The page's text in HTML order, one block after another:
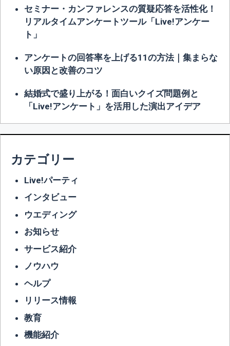
セミナー・カンファレンスの質疑応答を活性化！
リアルタイムアンケートツール「Live!アンケー
ト」
アンケートの回答率を上げる11の方法｜集まらな
い原因と改善のコツ
結婚式で盛り上がる！面白いクイズ問題例と
「Live!アンケート」を活用した演出アイデア
カテゴリー
Live!パーティ
インタビュー
ウエディング
お知らせ
サービス紹介
ノウハウ
ヘルプ
リリース情報
教育
機能紹介